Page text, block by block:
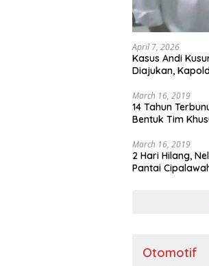
April 7, 2026
Kasus Andi
Diajukan,
March 16, 2019
14 Tahun
Bentuk Tim
March 16, 2019
2 Hari Hilang,
Pantai
Otomotif